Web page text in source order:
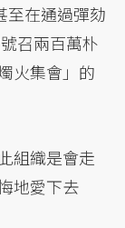
至在通過彈劾
號召兩百萬朴
火集會」的
組織是會走
地愛下去